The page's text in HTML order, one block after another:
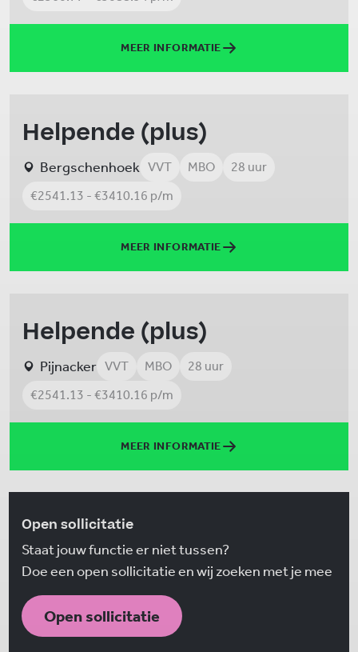
MEER INFORMATIE
Helpende (plus)
Bergschenhoek VVT MBO
28 uur
€2541.13 - €3410.16 p/m
MEER INFORMATIE
Helpende (plus)
Pijnacker VVT MBO
28 uur
€2541.13 - €3410.16 p/m
MEER INFORMATIE
Open sollicitatie
Staat jouw functie er niet tussen?
Doe een open sollicitatie en wij zoeken met je mee
Open sollicitatie